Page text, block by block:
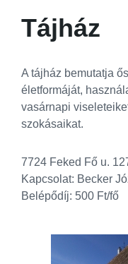
Tájház
A tájház bemutatja
életformáját,
vasárnapi
szokásaikat.
7724 Feked Fő u.
Kapcsolat: Becker
Belépődíj: 500 Ft/fő